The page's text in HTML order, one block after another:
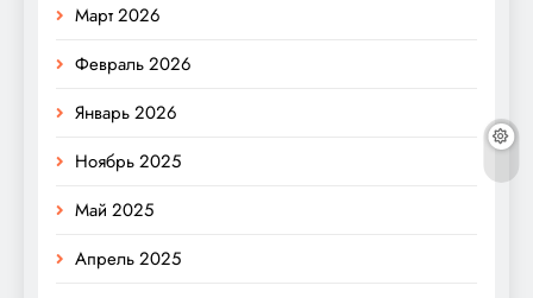
Март 2026
Февраль 2026
Январь 2026
Ноябрь 2025
Май 2025
Апрель 2025